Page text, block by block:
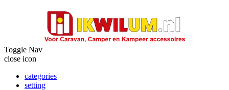
Toggle Nav
close icon
categories
setting